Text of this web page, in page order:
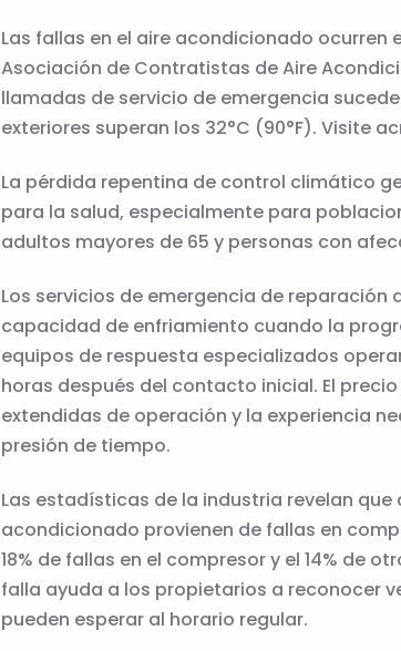
Las fallas en el aire acondicionado
Asociación de Contratistas de Aire
llamadas de servicio de emergencia
exteriores superan los 32°C (90°F). Visite
La pérdida repentina de control climático
para la salud, especialmente para
adultos mayores de 65 y personas con
Los servicios de emergencia de reparación
capacidad de enfriamiento cuando la
equipos de respuesta especializados
horas después del contacto inicial. El
extendidas de operación y la experiencia
presión de tiempo.
Las estadísticas de la industria revelan
acondicionado provienen de fallas en
18% de fallas en el compresor y el 14% de
falla ayuda a los propietarios a reconocer
pueden esperar al horario regular.